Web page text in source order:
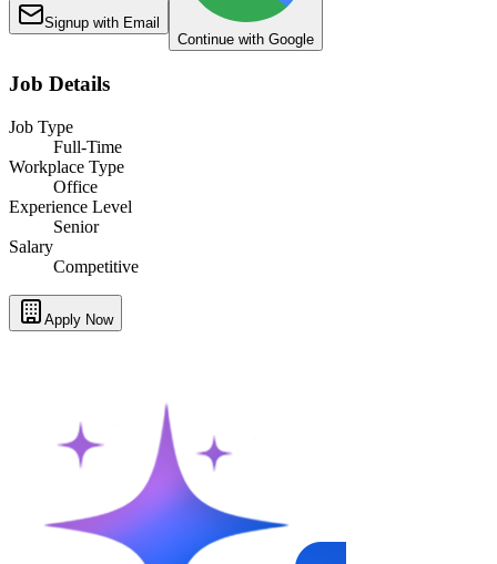
Signup with Email
Continue with Google
Job Details
Job Type
Full-Time
Workplace Type
Office
Experience Level
Senior
Salary
Competitive
Apply Now